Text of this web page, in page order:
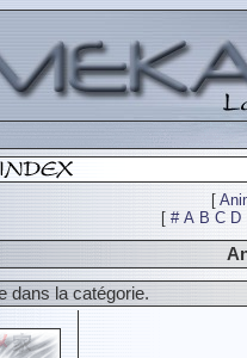
[
[ # A B C D
dans la catégorie.